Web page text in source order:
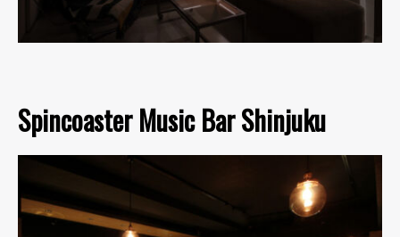
Spincoaster Music Bar Shinjuku